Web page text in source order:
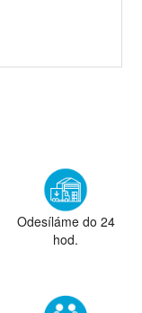
Odesíláme do 24
hod.